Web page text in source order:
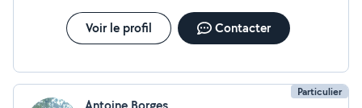
Voir le profil Contacter
Particulier